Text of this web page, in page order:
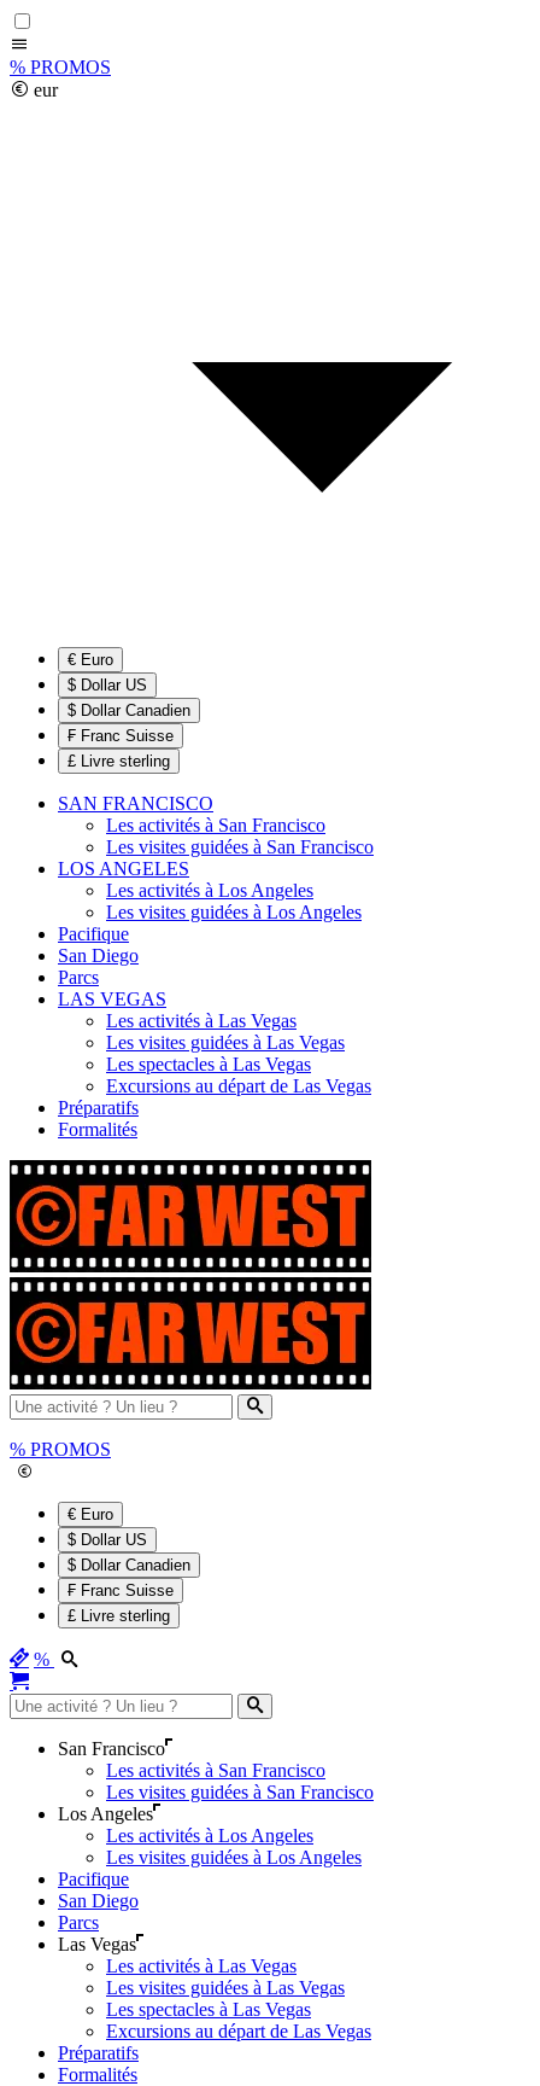
% PROMOS
eur
€ Euro
$ Dollar US
$ Dollar Canadien
₣ Franc Suisse
£ Livre sterling
SAN FRANCISCO
Les activités à San Francisco
Les visites guidées à San Francisco
LOS ANGELES
Les activités à Los Angeles
Les visites guidées à Los Angeles
Pacifique
San Diego
Parcs
LAS VEGAS
Les activités à Las Vegas
Les visites guidées à Las Vegas
Les spectacles à Las Vegas
Excursions au départ de Las Vegas
Préparatifs
Formalités
% PROMOS
€ Euro
$ Dollar US
$ Dollar Canadien
₣ Franc Suisse
£ Livre sterling
%
San Francisco
Les activités à San Francisco
Les visites guidées à San Francisco
Los Angeles
Les activités à Los Angeles
Les visites guidées à Los Angeles
Pacifique
San Diego
Parcs
Las Vegas
Les activités à Las Vegas
Les visites guidées à Las Vegas
Les spectacles à Las Vegas
Excursions au départ de Las Vegas
Préparatifs
Formalités